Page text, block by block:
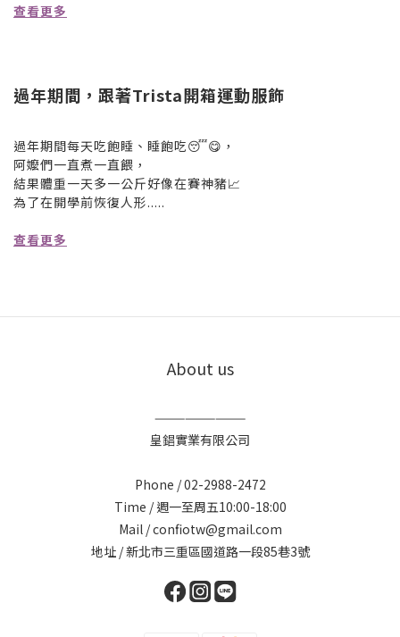
查看更多
過年期間，跟著Trista開箱運動服飾
過年期間每天吃飽睡、睡飽吃😴😋，
阿嬤們一直煮一直餵，
結果體重一天多一公斤好像在賽神豬📈
為了在開學前恢復人形.....
查看更多
About us
—————————
皇錩實業有限公司
Phone / 02-2988-2472
Time / 週一至周五10:00-18:00
Mail / confiotw@gmail.com
地址 / 新北市三重區國道路一段85巷3號